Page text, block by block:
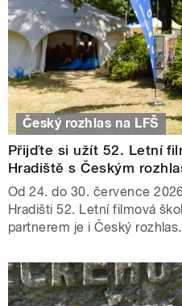
Český rozhlas na LFŠ
Přijďte si užít 52. Letní
Hradiště s Českým
Od 24. do 30. července
Hradišti 52. Letní filmová
partnerem je i Český rozhlas.